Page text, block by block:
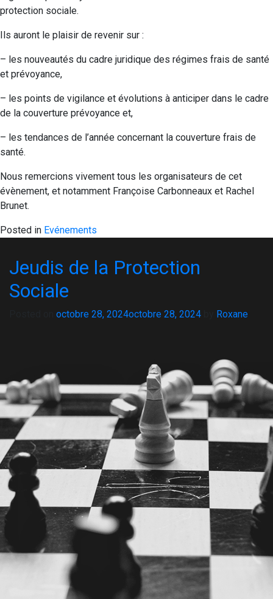
protection sociale.
Ils auront le plaisir de revenir sur :
– les nouveautés du cadre juridique des régimes frais de santé
et prévoyance,
– les points de vigilance et évolutions à anticiper dans le cadre
de la couverture prévoyance et,
– les tendances de l’année concernant la couverture frais de
santé.
Nous remercions vivement tous les organisateurs de cet
évènement, et notamment Françoise Carbonneaux et Rachel
Brunet.
Posted in Evénements
Jeudis de la Protection
Sociale
octobre 28, 2024octobre 28, 2024 Roxane